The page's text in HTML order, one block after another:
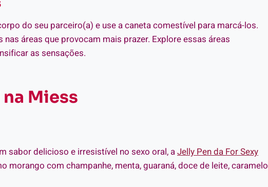
do seu parceiro(a) e use a caneta comestível para marcá-los.
áreas que provocam mais prazer. Explore essas áreas
as sensações.
Miess
sabor delicioso e irresistível no sexo oral, aJelly Pen da For Sexy
morango com champanhe, menta, guaraná, doce de leite, caramelo